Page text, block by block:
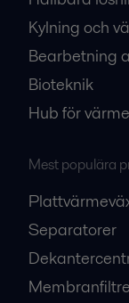
Kylning och
Bearbetning
Bioteknik
Hub för
Mest populära
Separatorer